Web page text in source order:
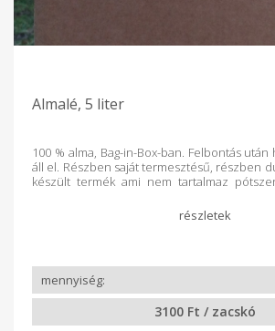
Almalé, 5 liter
100 % alma, Bag-in-Box-ban. Felbontás
áll el. Részben saját termesztésű, részben
készült termék ami nem tartalmaz
3100 Ft / zacskó